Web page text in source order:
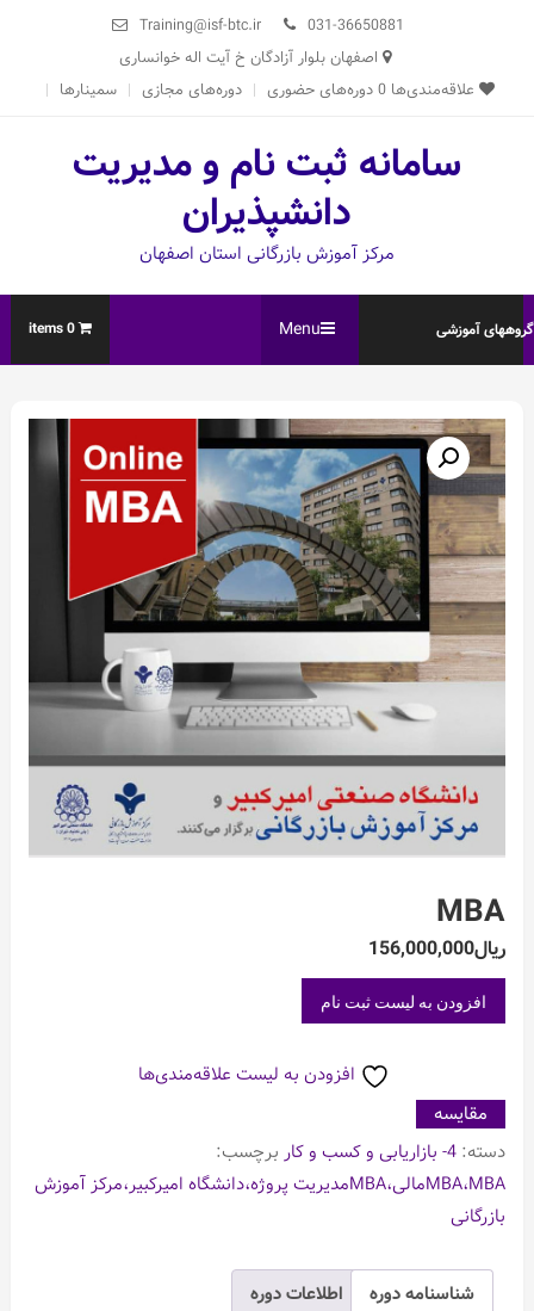
content
031-36650881
Training@isf-btc.ir
اصفهان بلوار آزادگان خ آیت اله خوانساری
علاقه‌مندی‌ها 0دوره‌های حضوری دوره‌های مجازی سمینارها
سامانه ثبت نام و مدیریت
دانشپذیران
مرکز آموزش بازرگانی استان اصفهان
گروههای آموزشی Menu
0 items
MBA
ریال156,000,000
MBA
عدد
افزودن به لیست ثبت نام
افزودن به لیست علاقه‌مندی‌ها
مقایسه
دسته: 4- بازاریابی و کسب و کار
برچسب:
MBA،MBAمالی،MBAمدیریت پروژه،دانشگاه امیرکبیر،مرکز آموزش
بازرگانی
شناسنامه دوره اطلاعات دوره